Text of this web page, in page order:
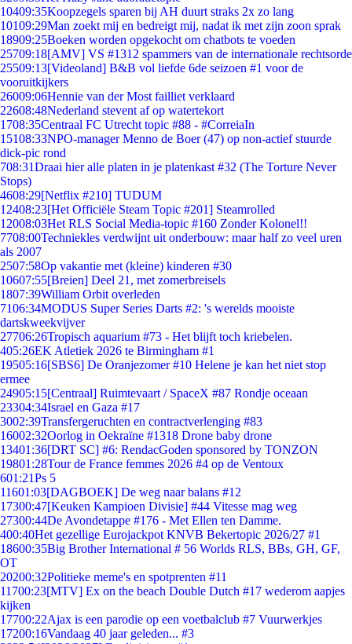
10409:35Koopzegels sparen bij AH duurt straks 2x zo lang
10109:29Man zoekt mij en bedreigt mij, nadat ik met zijn zoon sprak
18909:25Boeken worden opgekocht om chatbots te voeden
25709:18[AMV] VS #1312 spammers van de internationale rechtsorde
25509:13[Videoland] B&B vol liefde 6de seizoen #1 voor de
vooruitkijkers
26009:06Hennie van der Most failliet verklaard
22608:48Nederland stevent af op watertekort
1708:35Centraal FC Utrecht topic #88 - #CorreiaIn
15108:33NPO-manager Menno de Boer (47) op non-actief stuurde
dick-pic rond
708:31Draai hier alle platen in je platenkast #32 (The Torture Never
Stops)
4608:29[Netflix #210] TUDUM
12408:23[Het Officiële Steam Topic #201] Steamrolled
12008:03Het RLS Social Media-topic #160 Zonder Kolonel!!
7708:00Techniekles verdwijnt uit onderbouw: maar half zo veel uren
als 2007
2507:58Op vakantie met (kleine) kinderen #30
10607:55[Breien] Deel 21, met zomerbreisels
1807:39William Orbit overleden
7106:34MODUS Super Series Darts #2: 's werelds mooiste
dartskweekvijver
27706:26Tropisch aquarium #73 - Het blijft toch kriebelen.
405:26EK Atletiek 2026 te Birmingham #1
19505:16[SBS6] De Oranjezomer #10 Helene je kan het niet stop
ermee
24905:15[Centraal] Ruimtevaart / SpaceX #87 Rondje oceaan
23304:34Israel en Gaza #17
3002:39Transfergeruchten en contractverlenging #83
16002:32Oorlog in Oekraïne #1318 Drone baby drone
13401:36[DRT SC] #6: RendacGoden sponsored by TONZON
19801:28Tour de France femmes 2026 #4 op de Ventoux
601:21Ps 5
11601:03[DAGBOEK] De weg naar balans #12
17300:47[Keuken Kampioen Divisie] #44 Vitesse mag weg
27300:44De Avondetappe #176 - Met Ellen ten Damme.
400:40Het gezellige Eurojackpot KNVB Bekertopic 2026/27 #1
18600:35Big Brother International # 56 Worlds RLS, BBs, GH, GF,
OT
20200:32Politieke meme's en spotprenten #11
11700:23[MTV] Ex on the beach Double Dutch #17 wederom aapjes
kijken
17700:22Ajax is een parodie op een voetbalclub #7 Vuurwerkjes
17200:16Vandaag 40 jaar geleden... #3